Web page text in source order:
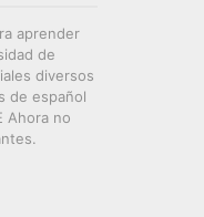
aprender
de
diversos
de español
Ahora no